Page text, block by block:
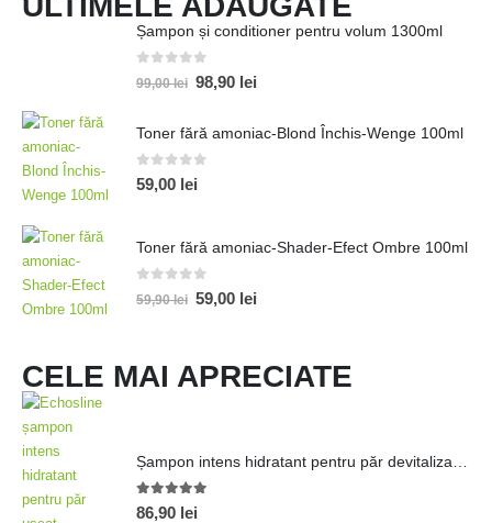
Șampon și conditioner pentru volum 1300ml
out of 5
99,00lei 98,90 lei
Toner fără amoniac-Blond Închis-Wenge 100ml
0out of 5
59,00 lei
Toner fără amoniac-Shader-Efect Ombre 100ml
out of 5
59,90lei 59,00 lei
CELE MAI APRECIATE
Șampon intens hidratant pentru păr devitalizat 1000ml
5.00out of 5
86,90 lei